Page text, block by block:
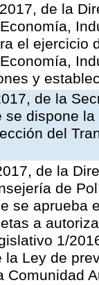
de la
el ejercicio
y
de la
se dispone
del
de la
de
se aprueba
a
1/
la Ley de
Comunidad